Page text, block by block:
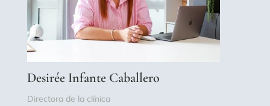
Desirée Infante Caballero
Directora de la clínica